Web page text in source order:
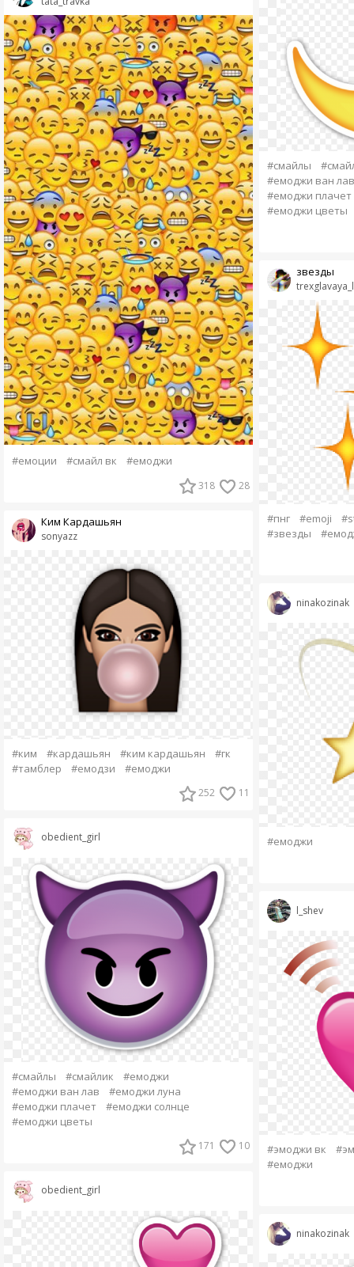
#емоции #смайл вк #емоджи
318 28
sonyazz
Ким Кардашьян
#ким #кардашьян #ким кардашьян
#гк
#тамблер
#емодзи #емоджи
252 11
obedient_girl
#смайлы #смайлик
#емоджи
#емоджи ван лав
#емоджи луна
#емоджи плачет
#емоджи солнце
#емоджи цветы
171 10
obedient_girl
#смайлы
#емоджи ван лав
#емоджи плачет
#емоджи цветы
звезды
#пнг #emoji
#звезды
ninakozinak
#емоджи
l_shev
#эмоджи вк
#емоджи
ninakozinak